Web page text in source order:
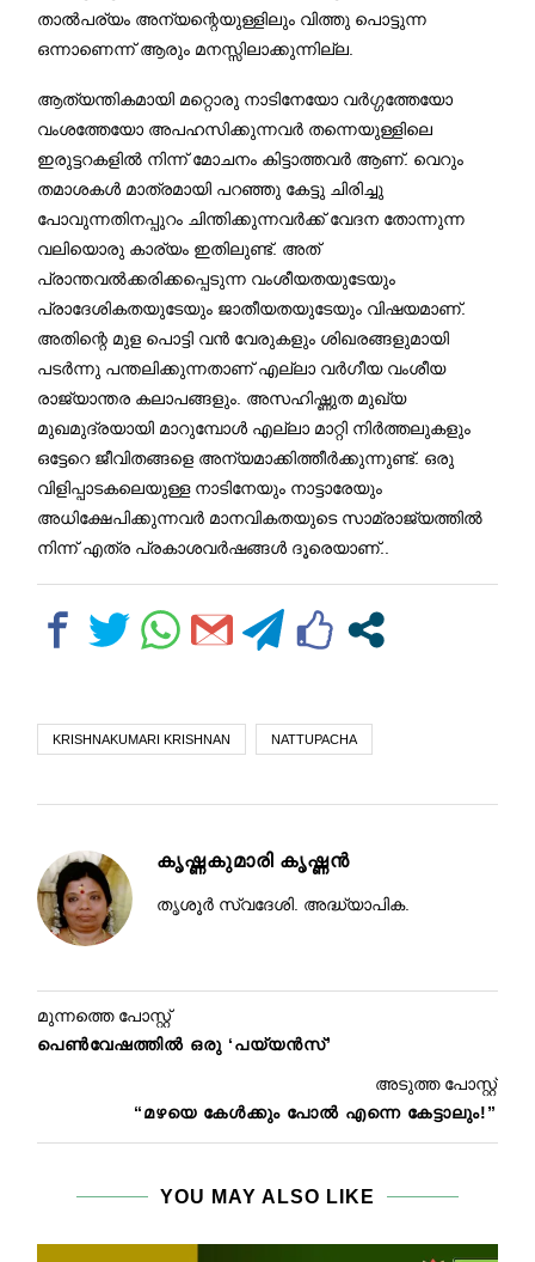
താൽപര്യം അന്യന്റെയുള്ളിലും വിത്തു പൊട്ടുന്ന
ഒന്നാണെന്ന് ആരും മനസ്സിലാക്കുന്നില്ല.
ആത്യന്തികമായി മറ്റൊരു നാടിനേയോ വർഗ്ഗത്തേയോ
വംശത്തേയോ അപഹസിക്കുന്നവർ തന്നെയുള്ളിലെ
ഇരുട്ടറകളിൽ നിന്ന് മോചനം കിട്ടാത്തവർ ആണ്. വെറും
തമാശകൾ മാത്രമായി പറഞ്ഞു കേട്ടു ചിരിച്ചു
പോവുന്നതിനപ്പുറം ചിന്തിക്കുന്നവർക്ക് വേദന തോന്നുന്ന
വലിയൊരു കാര്യം ഇതിലുണ്ട്. അത്
പ്രാന്തവൽക്കരിക്കപ്പെടുന്ന വംശീയതയുടേയും
പ്രാദേശികതയുടേയും ജാതീയതയുടേയും വിഷയമാണ്.
അതിന്റെ മുള പൊട്ടി വൻ വേരുകളും ശിഖരങ്ങളുമായി
പടർന്നു പന്തലിക്കുന്നതാണ് എല്ലാ വർഗീയ വംശീയ
രാജ്യാന്തര കലാപങ്ങളും. അസഹിഷ്ണുത മുഖ്യ
മുഖമുദ്രയായി മാറുമ്പോൾ എല്ലാ മാറ്റി നിർത്തലുകളും
ഒട്ടേറെ ജീവിതങ്ങളെ അന്യമാക്കിത്തീർക്കുന്നുണ്ട്. ഒരു
വിളിപ്പാടകലെയുള്ള നാടിനേയും നാട്ടാരേയും
അധിക്ഷേപിക്കുന്നവർ മാനവികതയുടെ സാമ്രാജ്യത്തിൽ
നിന്ന് എത്ര പ്രകാശവർഷങ്ങൾ ദൂരെയാണ്..
KRISHNAKUMARI KRISHNAN NATTUPACHA
കൃഷ്ണകുമാരി കൃഷ്ണന്‍
തൃശൂര്‍ സ്വദേശി. അദ്ധ്യാപിക.
മുന്നത്തെ പോസ്റ്റ്
പെൺവേഷത്തിൽ ഒരു ‘പയ്യൻസ്’
അടുത്ത പോസ്റ്റ്
“മഴയെ കേൾക്കും പോൽ എന്നെ കേട്ടാലും!”
YOU MAY ALSO LIKE